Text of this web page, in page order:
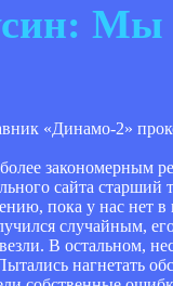
Мы
«Динамо-2»
закономерным
сайта
пока у нас нет
случайным,
В остальном,
нагнетать